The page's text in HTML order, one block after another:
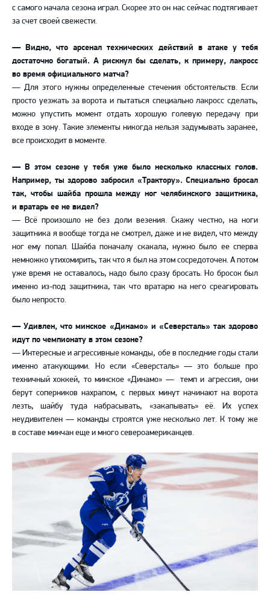
с самого начала сезона играл. Скорее это он нас сейчас подтягивает
за счет своей свежести.
— Видно, что арсенал технических действий в атаке у тебя
достаточно богатый. А рискнул бы сделать, к примеру, лакросс
во время официального матча?
— Для этого нужны определенные стечения обстоятельств. Если
просто уезжать за ворота и пытаться специально лакросс сделать,
можно упустить момент отдать хорошую голевую передачу при
входе в зону. Такие элементы никогда нельзя задумывать заранее,
все происходит в моменте.
— В этом сезоне у тебя уже было несколько классных голов.
Например, ты здорово забросил «Трактору». Специально бросал
так, чтобы шайба прошла между ног челябинского защитника,
и вратарь ее не видел?
— Всё произошло не без доли везения. Скажу честно, на ноги
защитника я вообще тогда не смотрел, даже и не видел, что между
ног ему попал. Шайба поначалу скакала, нужно было ее сперва
немножко утихомирить, так что я был на этом сосредоточен. А потом
уже время не оставалось, надо было сразу бросать. Но бросок был
именно из-под защитника, так что вратарю на него среагировать
было непросто.
— Удивлен, что минское «Динамо» и «Северсталь» так здорово
идут по чемпионату в этом сезоне?
— Интересные и агрессивные команды, обе в последние годы стали
именно атакующими. Но если «Северсталь» — это больше про
техничный хоккей, то минское «Динамо» —
темп и агрессия, они
берут соперников нахрапом, с первых минут начинают на ворота
лезть, шайбу туда набрасывать, «закапывать» её. Их успех
неудивителен — команды строятся уже несколько лет. К тому же
в составе минчан еще и много североамериканцев.